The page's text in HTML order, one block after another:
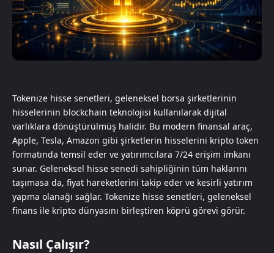
Tokenize hisse senetleri, geleneksel borsa şirketlerinin
hisselerinin blockchain teknolojisi kullanılarak dijital
varlıklara dönüştürülmüş halidir. Bu modern finansal araç,
Apple, Tesla, Amazon gibi şirketlerin hisselerini kripto token
formatında temsil eder ve yatırımcılara 7/24 erişim imkanı
sunar. Geleneksel hisse senedi sahipliğinin tüm haklarını
taşımasa da, fiyat hareketlerini takip eder ve kesirli yatırım
yapma olanağı sağlar. Tokenize hisse senetleri, geleneksel
finans ile kripto dünyasını birleştiren köprü görevi görür.
Nasıl Çalışır?